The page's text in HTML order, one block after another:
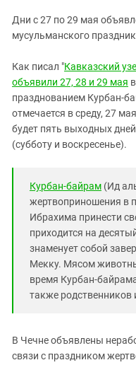
Ингушетия
Калмыкия
Карачаево-Черкесия
Краснодарский край
Нагорный Карабах
Ростовская область
Северная Осетия - Алания
СКФО
Ставропольский край
Чечня
Южная Осетия
ЮФО
Дни с 27 по 29 мая
мусульманского
Как писал "Кавказский
объявили 27, 28 и 29 мая
празднованием Курбан-
отмечается в среду, 27
будет пять выходных
(субботу и воскресенье).
Курбан-байрам (Ид
жертвоприношения в
Ибрахима принести
приходится на
знаменует собой
Мекку. Мясом
время Курбан-
также родственников
В Чечне объявлены
связи с праздником